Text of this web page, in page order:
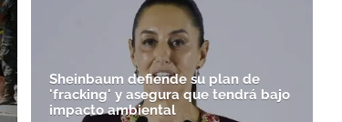
Sheinbaum defiende su plan de
'fracking' y asegura que tendrá bajo
impacto ambiental